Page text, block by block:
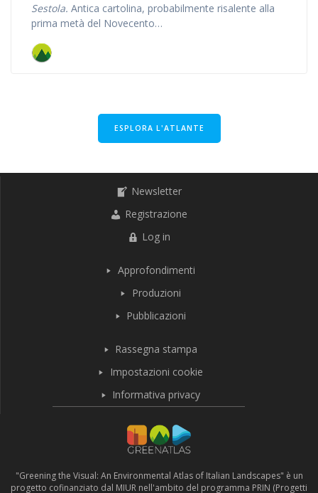
Sestola. Antica cartolina, probabilmente risalente alla
prima metà del Novecento…
ESPLORA L'ATLANTE
Newsletter
Registrazione
Log in
Approfondimenti
Produzioni
Pubblicazioni
Rassegna stampa
Impostazioni cookie
Informativa privacy
"Greening the Visual: An Environmental Atlas of Italian Landscapes" è un
progetto cofinanziato dal MIUR nell'ambito del programma PRIN (Progetti